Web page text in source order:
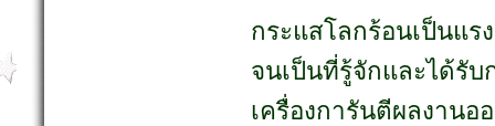
กระแสโลกร้อนเป็นแ
จนเป็นที่รู้จักและได้รับ
เครื่องการันตีผลงานอ